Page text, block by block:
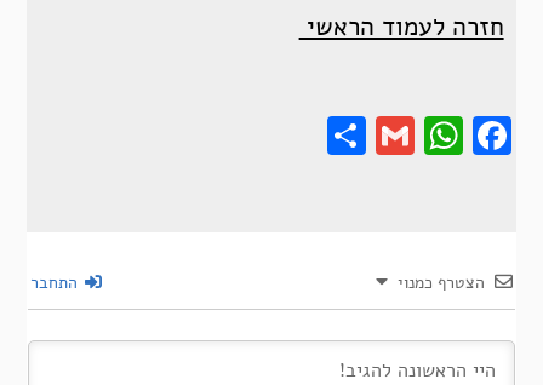
חזרה לעמוד הראשי
Gmail
Share
הצטרף כמנוי התחבר